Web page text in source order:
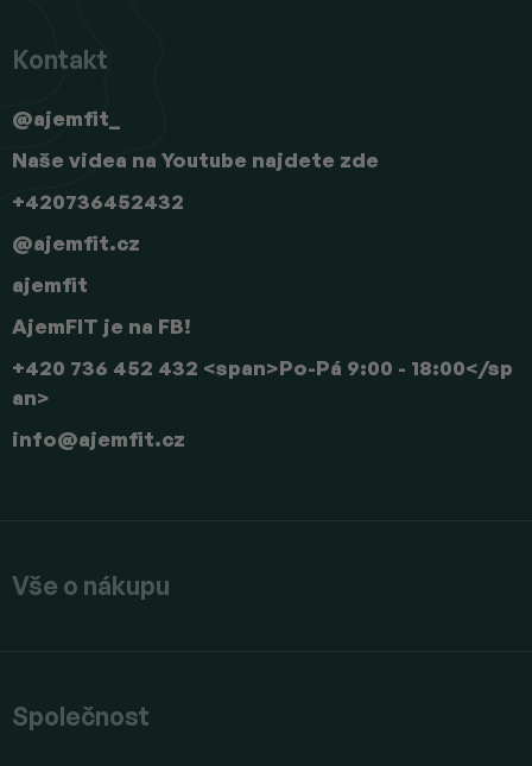
Kontakt
info@ajemfit.cz
+420 736 452 432 <span>Po-Pá 9:00 - 18:00</sp
an>
AjemFIT je na FB!
ajemfit
@ajemfit.cz
+420736452432
Naše videa na Youtube najdete zde
@ajemfit_
Vše o nákupu
Společnost